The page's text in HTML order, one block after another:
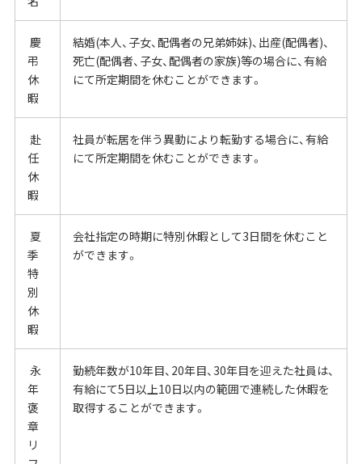
慶
弔
休
暇
結婚(本人、子女、配偶者の兄弟姉妹)、出産(配偶者)、
死亡(配偶者、子女、配偶者の家族)等の場合に、有給
にて所定期間を休むことができます。
赴
任
休
暇
社員が転居を伴う異動により転勤する場合に、有給
にて所定期間を休むことができます。
夏
季
特
別
休
暇
会社指定の時期に特別休暇として3日間を休むこと
ができます。
永
年
褒
章
リ
勤続年数が10年目、20年目、30年目を迎えた社員は、
有給にて5日以上10日以内の範囲で連続した休暇を
取得することができます。